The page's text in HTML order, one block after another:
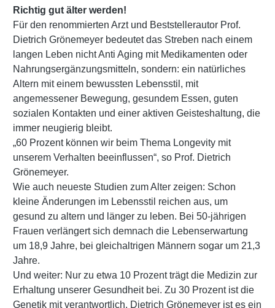
Richtig gut älter werden!
Für den renommierten Arzt und Beststellerautor Prof.
Dietrich Grönemeyer bedeutet das Streben nach einem
langen Leben nicht Anti Aging mit Medikamenten oder
Nahrungsergänzungsmitteln, sondern: ein natürliches
Altern mit einem bewussten Lebensstil, mit
angemessener Bewegung, gesundem Essen, guten
sozialen Kontakten und einer aktiven Geisteshaltung, die
immer neugierig bleibt.
„60 Prozent können wir beim Thema Longevity mit
unserem Verhalten beeinflussen“, so Prof. Dietrich
Grönemeyer.
Wie auch neueste Studien zum Alter zeigen: Schon
kleine Änderungen im Lebensstil reichen aus, um
gesund zu altern und länger zu leben. Bei 50-jährigen
Frauen verlängert sich demnach die Lebenserwartung
um 18,9 Jahre, bei gleichaltrigen Männern sogar um 21,3
Jahre.
Und weiter: Nur zu etwa 10 Prozent trägt die Medizin zur
Erhaltung unserer Gesundheit bei. Zu 30 Prozent ist die
Genetik mit verantwortlich. Dietrich Grönemeyer ist es ein